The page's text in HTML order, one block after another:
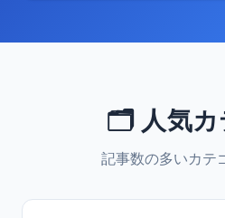
🗂️ 人気カ
記事数の多いカテ